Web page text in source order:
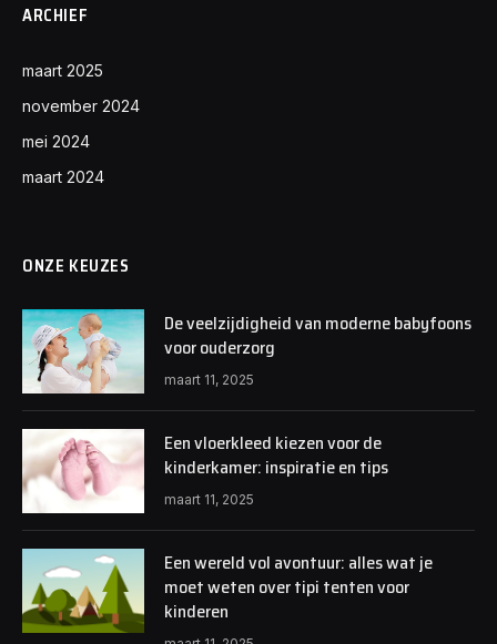
ARCHIEF
maart 2025
november 2024
mei 2024
maart 2024
ONZE KEUZES
De veelzijdigheid van moderne babyfoons
voor ouderzorg
maart 11, 2025
Een vloerkleed kiezen voor de
kinderkamer: inspiratie en tips
maart 11, 2025
Een wereld vol avontuur: alles wat je
moet weten over tipi tenten voor
kinderen